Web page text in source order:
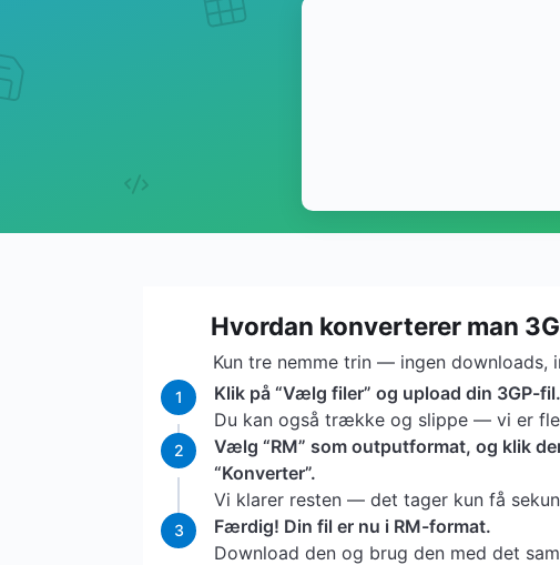
Hvordan konverterer man
Kun tre nemme trin — ingen downloads,
1
Klik på “Vælg filer” og upload din 3GP-fil.
Du kan også trække og slippe — vi er
2
Vælg “RM” som outputformat, og klik
“Konverter”.
Vi klarer resten — det tager kun få
3
Færdig! Din fil er nu i RM-format.
Download den og brug den med det